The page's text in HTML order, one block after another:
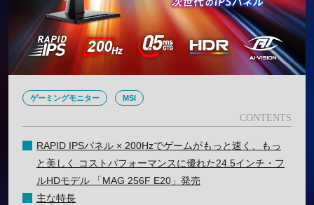
ゲーミングモニター MSI
RAPID IPSパネル × 200Hzでゲームがもっと速く、もっ
と美しく コストパフォーマンスに優れた24.5インチ・フ
ルHDモデル 「MAG 256F E20」発売
主な特長